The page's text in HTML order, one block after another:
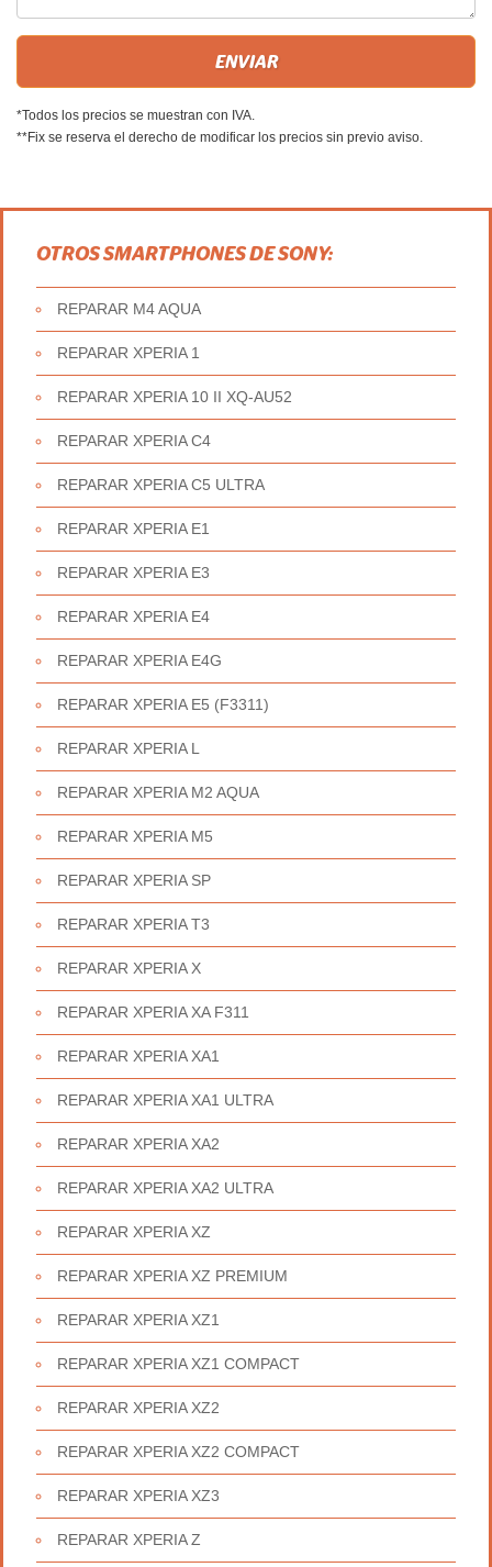
*Todos los precios se muestran con IVA.
**Fix se reserva el derecho de modificar los precios sin previo aviso.
OTROS SMARTPHONES DE SONY:
REPARAR M4 AQUA
REPARAR XPERIA 1
REPARAR XPERIA 10 II XQ-AU52
REPARAR XPERIA C4
REPARAR XPERIA C5 ULTRA
REPARAR XPERIA E1
REPARAR XPERIA E3
REPARAR XPERIA E4
REPARAR XPERIA E4G
REPARAR XPERIA E5 (F3311)
REPARAR XPERIA L
REPARAR XPERIA M2 AQUA
REPARAR XPERIA M5
REPARAR XPERIA SP
REPARAR XPERIA T3
REPARAR XPERIA X
REPARAR XPERIA XA F311
REPARAR XPERIA XA1
REPARAR XPERIA XA1 ULTRA
REPARAR XPERIA XA2
REPARAR XPERIA XA2 ULTRA
REPARAR XPERIA XZ
REPARAR XPERIA XZ PREMIUM
REPARAR XPERIA XZ1
REPARAR XPERIA XZ1 COMPACT
REPARAR XPERIA XZ2
REPARAR XPERIA XZ2 COMPACT
REPARAR XPERIA XZ3
REPARAR XPERIA Z